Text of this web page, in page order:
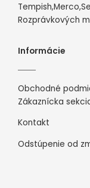
Rozprávkových
Informácie
Obchodné
Zákaznícka
Kontakt
Odstúpenie od